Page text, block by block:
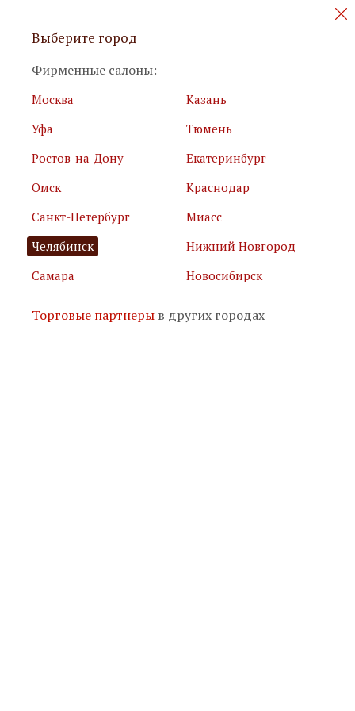
Персональные акции и новинки
Я принимаю
условия использования сайта
Я соглашаюсь сполитикой обработки персональных
данных
Подписаться
Выберите город
Фирменные салоны:
Москва
Казань
Уфа
Тюмень
Ростов-на-Дону
Екатеринбург
Омск
Краснодар
Санкт-Петербург
Миасс
Челябинск
Нижний Новгород
Самара
Новосибирск
Торговые партнеры в других городах